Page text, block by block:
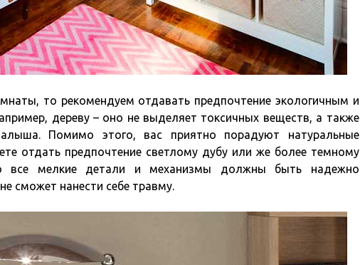
то рекомендуем отдавать предпочтение экологичным и
дереву – оно не выделяет токсичных веществ, а также
Помимо этого, вас приятно порадуют натуральные
отдать предпочтение светлому дубу или же более темному
все мелкие детали и механизмы должны быть надежно
сможет нанести себе травму.